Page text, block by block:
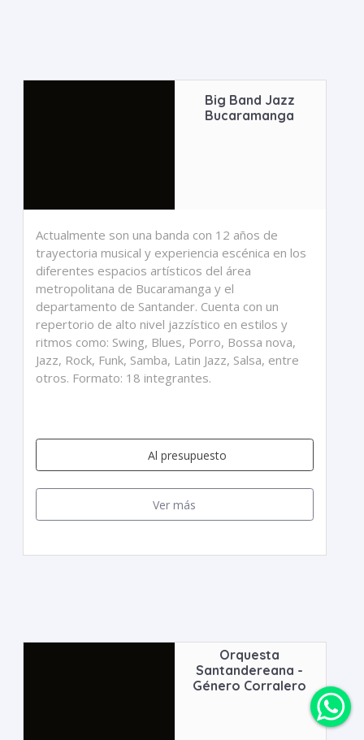
Big Band Jazz
Bucaramanga
Actualmente son una banda con 12 años de
trayectoria musical y experiencia escénica en los
diferentes espacios artísticos del área
metropolitana de Bucaramanga y el
departamento de Santander. Cuenta con un
repertorio de alto nivel jazzístico en estilos y
ritmos como: Swing, Blues, Porro, Bossa nova,
Jazz, Rock, Funk, Samba, Latin Jazz, Salsa, entre
otros. Formato: 18 integrantes.
Al presupuesto
Ver más
Orquesta
Santandereana -
Género Corralero